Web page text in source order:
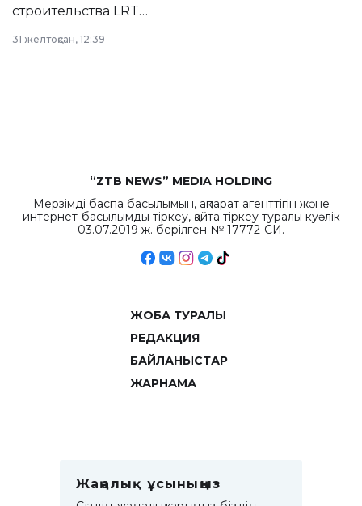
строительства LRT
республиканского
31 желтоқсан, 12:39
“ZTB NEWS” MEDIA HOLDING
Мерзімді баспа басылымын, ақпарат агенттігін және
интернет-басылымды тіркеу, қайта тіркеу туралы куәлік
03.07.2019 ж. берілген № 17772-СИ.
ЖОБА ТУРАЛЫ
РЕДАКЦИЯ
БАЙЛАНЫСТАР
ЖАРНАМА
Жаңалық ұсыныңыз